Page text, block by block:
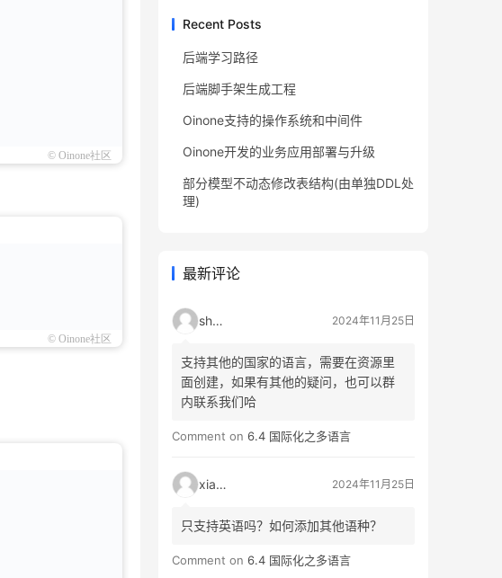
© Oinone社区
© Oinone社区
Recent Posts
后端学习路径
后端脚手架生成工程
Oinone支持的操作系统和中间件
Oinone开发的业务应用部署与升级
部分模型不动态修改表结构(由单独DDL处
理)
最新评论
shao 2024年11月25日
支持其他的国家的语言，需要在资源里
面创建，如果有其他的疑问，也可以群
内联系我们哈
Comment on 6.4 国际化之多语言
xiao3 2024年11月25日
只支持英语吗？如何添加其他语种？
Comment on 6.4 国际化之多语言